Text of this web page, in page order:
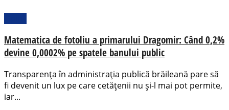
Matematica de fotoliu a primarului Dragomir: Când 0,2%
devine 0,0002% pe spatele banului public
Transparența în administrația publică brăileană pare să
fi devenit un lux pe care cetățenii nu și-l mai pot permite,
iar...